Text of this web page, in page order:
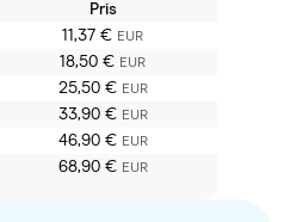
Pris
11,37 € EUR
18,50 € EUR
25,50 € EUR
33,90 € EUR
46,90 € EUR
68,90 € EUR